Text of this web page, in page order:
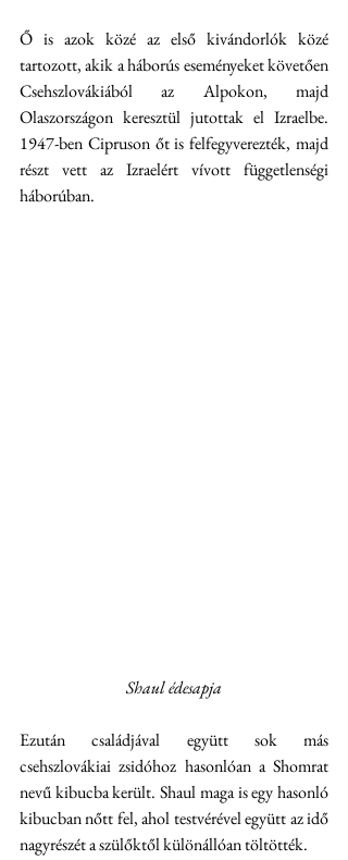
Ő is azok közé az első kivándorlók közé
tartozott, akik a háborús eseményeket követően
Csehszlovákiából az Alpokon, majd
Olaszországon keresztül jutottak el Izraelbe.
1947-ben Cipruson őt is felfegyverezték, majd
részt vett az Izraelért vívott függetlenségi
háborúban.
Shaul édesapja
Ezután családjával együtt sok más
csehszlovákiai zsidóhoz hasonlóan a Shomrat
nevű kibucba került. Shaul maga is egy hasonló
kibucban nőtt fel, ahol testvérével együtt az idő
nagyrészét a szülőktől különállóan töltötték.